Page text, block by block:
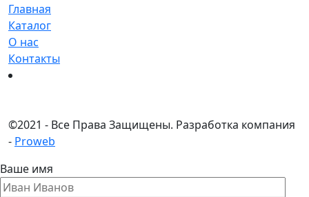
Главная
Каталог
О нас
Контакты
©2021 - Все Права Защищены. Разработка компания
- Proweb
Ваше имя